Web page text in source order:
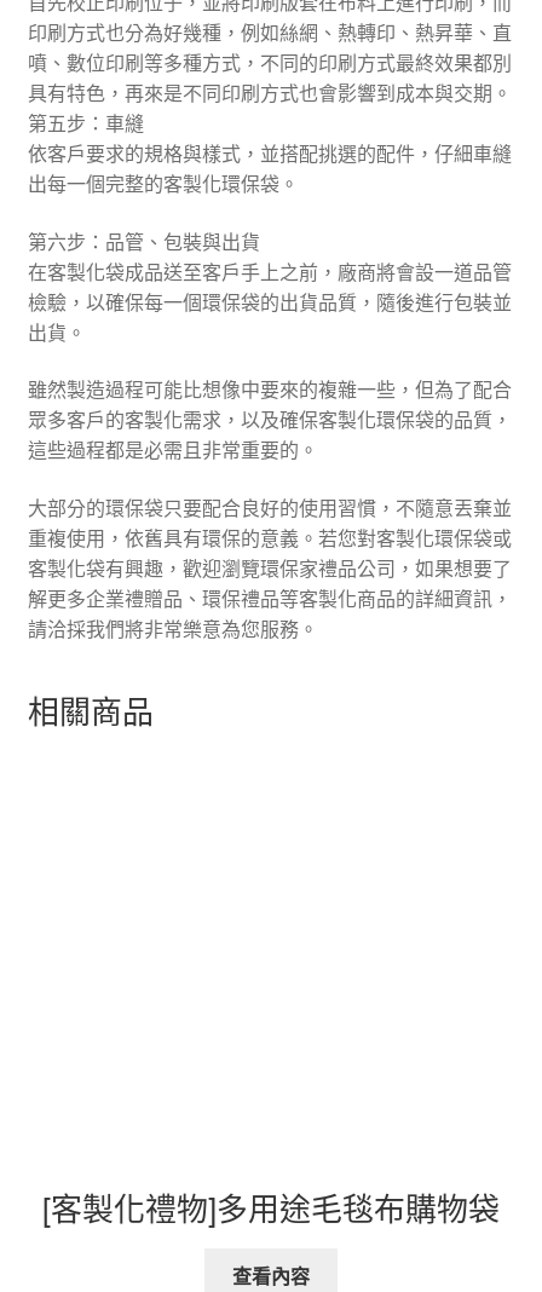
印刷方式也分為好幾種，例如絲網、熱轉印、熱昇華、直
噴、數位印刷等多種方式，不同的印刷方式最終效果都別
具有特色，再來是不同印刷方式也會影響到成本與交期。
第五步：車縫
依客戶要求的規格與樣式，並搭配挑選的配件，仔細車縫
出每一個完整的客製化環保袋。
第六步：品管、包裝與出貨
在客製化袋成品送至客戶手上之前，廠商將會設一道品管
檢驗，以確保每一個環保袋的出貨品質，隨後進行包裝並
出貨。
​雖然製造過程可能比想像中要來的複雜一些，但為了配合
眾多客戶的客製化需求，以及確保客製化環保袋的品質，
這些過程都是必需且非常重要的。
大部分的環保袋只要配合良好的使用習慣，不隨意丟棄並
重複使用，依舊具有環保的意義。若您對客製化環保袋或
客製化袋有興趣，歡迎瀏覽環保家禮品公司，如果想要了
解更多企業禮贈品、環保禮品等客製化商品的詳細資訊，
請洽採我們將非常樂意為您服務。
相關商品
[客製化禮物]多用途毛毯布購物袋
查看內容